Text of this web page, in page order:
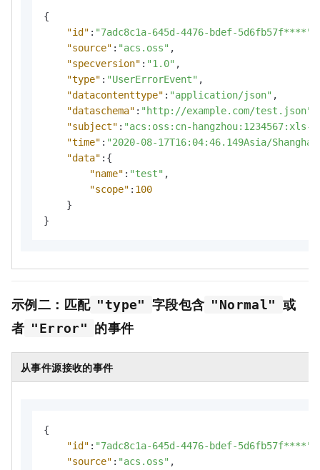
{
"id" : "7adc8c1a-645d-4476-bdef-5d6fb57f****"
"source" : "acs.oss" ,
"specversion" : "1.0" ,
"type" : "UserErrorEvent" ,
"datacontenttype" : "application/json" ,
"dataschema" : "http://example.com/test.json"
"subject" : "acs:oss:cn-hangzhou:1234567:xls-
"time" : "2020-08-17T16:04:46.149Asia/
"data" : {
"name" : "test" ,
"scope" : 100
}
}
示例二：匹配 "type" 字段包含 "Normal" 或
者 "Error" 的事件
从事件源接收的事件
{
"id" : "7adc8c1a-645d-4476-bdef-5d6fb57f****"
"source" : "acs.oss" ,